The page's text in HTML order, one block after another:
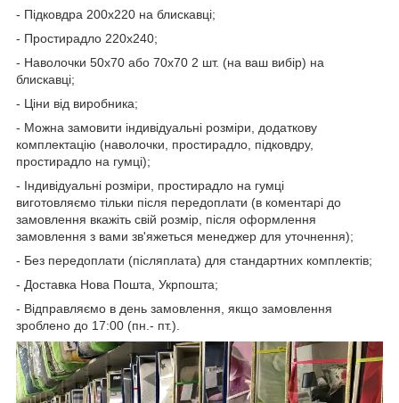
- Підковдра 200х220 на блискавці;
- Простирадло 220х240;
- Наволочки 50х70 або 70х70 2 шт. (на ваш вибір) на
блискавці;
- Ціни від виробника;
- Можна замовити індивідуальні розміри, додаткову
комплектацію (наволочки, простирадло, підковдру,
простирадло на гумці);
- Індивідуальні розміри, простирадло на гумці
виготовляємо тільки після передоплати (в коментарі до
замовлення вкажіть свій розмір, після оформлення
замовлення з вами зв'яжеться менеджер для уточнення);
- Без передоплати (післяплата) для стандартних комплектів;
- Доставка Нова Пошта, Укрпошта;
- Відправляємо в день замовлення, якщо замовлення
зроблено до 17:00 (пн.- пт.).